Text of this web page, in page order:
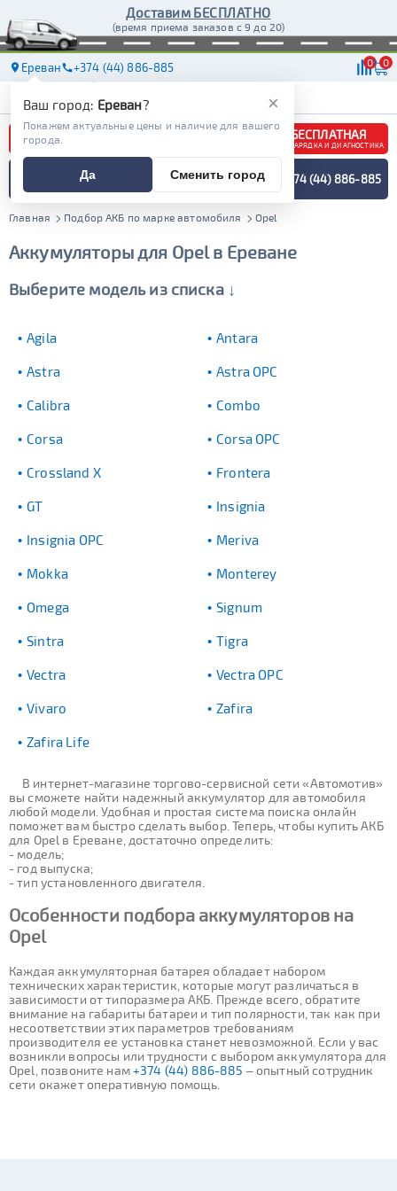
Доставим БЕСПЛАТНО
(время приема заказов с 9 до 20)
Ереван +374 (44) 886-885 0 0
АКБ ДОСТАВКА
БЕСПЛАТНАЯ
ЗАРЯДКА И ДИАГНОСТИКА
ПОДБОР АККУМУЛЯТОРА
СПЕЦИАЛИСТОМ +374 (44) 886-885
Главная Подбор АКБ по марке автомобиля Opel
Аккумуляторы для Opel в Ереване
Выберите модель из списка ↓
Agila Antara
Astra Astra OPC
Calibra Combo
Corsa Corsa OPC
Crossland X Frontera
GT Insignia
Insignia OPC Meriva
Mokka Monterey
Omega Signum
Sintra Tigra
Vectra Vectra OPC
Vivaro Zafira
Zafira Life
В интернет-магазине торгово-сервисной сети «Автомотив»
вы сможете найти надежный аккумулятор для автомобиля
любой модели. Удобная и простая система поиска онлайн
поможет вам быстро сделать выбор. Теперь, чтобы купить АКБ
для Opel в Ереване, достаточно определить:
- модель;
- год выпуска;
- тип установленного двигателя.
Особенности подбора аккумуляторов на
Opel
Каждая аккумуляторная батарея обладает набором
технических характеристик, которые могут различаться в
зависимости от типоразмера АКБ. Прежде всего, обратите
внимание на габариты батареи и тип полярности, так как при
несоответствии этих параметров требованиям
производителя ее установка станет невозможной. Если у вас
возникли вопросы или трудности с выбором аккумулятора для
Opel, позвоните нам+374 (44) 886-885 – опытный сотрудник
сети окажет оперативную помощь.
×
Ваш город: Ереван?
Покажем актуальные цены и наличие для вашего
города.
Да Сменить город